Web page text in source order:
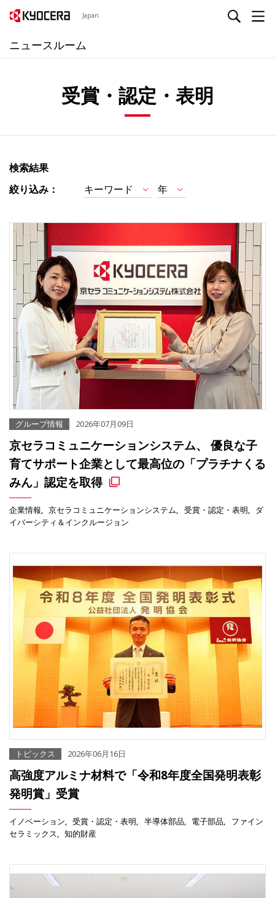
Japan
ニュースルーム
受賞・認定・表明
検索結果
絞り込み：
キーワード 年
グループ情報 2026年07月09日
京セラコミュニケーションシステム、 優良な子
育てサポート企業として最高位の「プラチナくる
みん」認定を取得
企業情報 京セラコミュニケーションシステム 受賞・認定・表明
ダ
イバーシティ＆インクルージョン
トピックス 2026年06月16日
高強度アルミナ材料で「令和8年度全国発明表彰
発明賞」受賞
イノベーション 受賞・認定・表明 半導体部品 電子部品
ファイン
セラミックス
知的財産